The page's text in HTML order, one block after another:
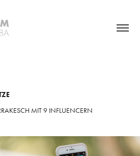
MIT 9 INFLUENCERN